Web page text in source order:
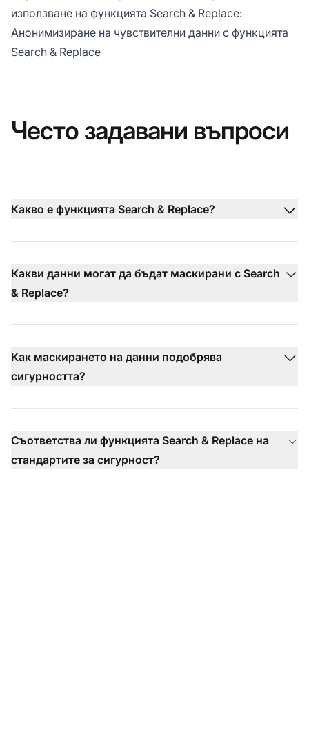
използване на функцията Search & Replace:
Анонимизиране на чувствителни данни с функцията
Search & Replace
Често задавани въпроси
Какво е функцията Search & Replace?
Какви данни могат да бъдат маскирани с Search
& Replace?
Как маскирането на данни подобрява
сигурността?
Съответства ли функцията Search & Replace на
стандартите за сигурност?